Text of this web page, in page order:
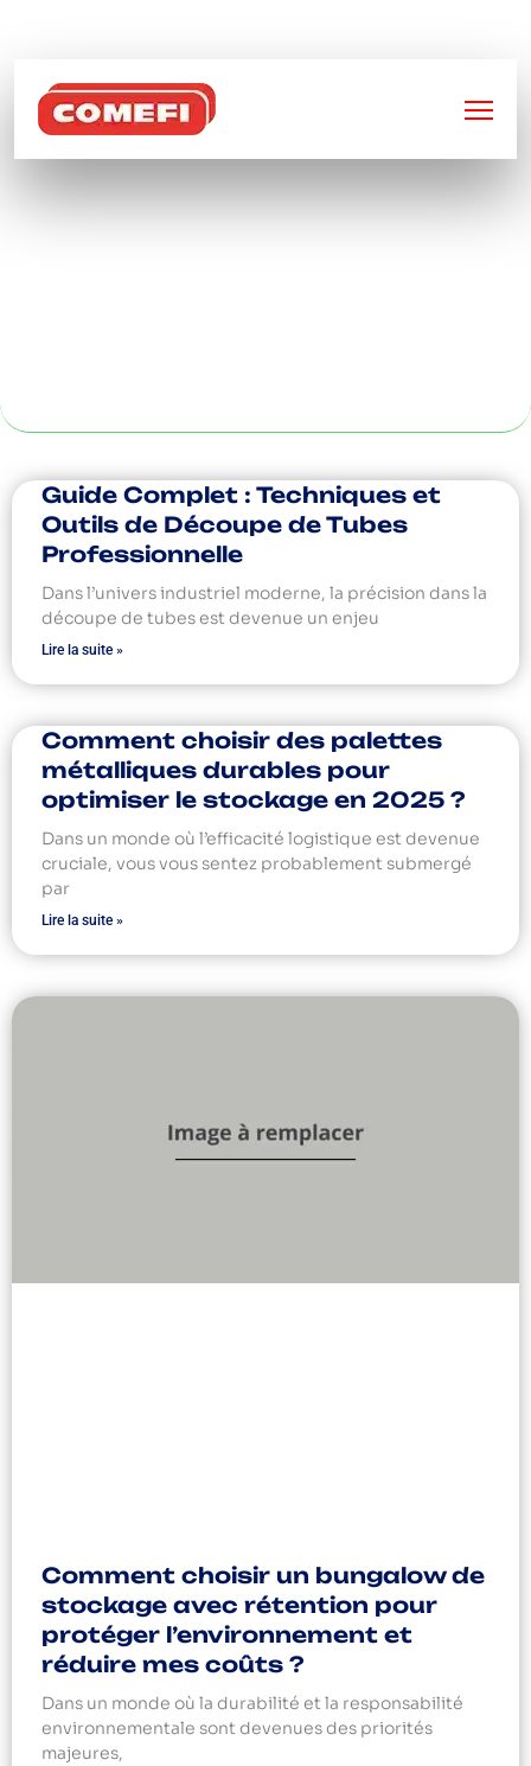
USINAGE DE
Guide Complet : Techniques et
Outils de Découpe de Tubes
Professionnelle
Dans l’univers industriel moderne, la précision dans la
découpe de tubes est devenue un enjeu
Lire la suite »
Comment choisir des palettes
métalliques durables pour
optimiser le stockage en 2025 ?
Dans un monde où l’efficacité logistique est devenue
cruciale, vous vous sentez probablement submergé
par
Lire la suite »
Comment choisir un bungalow de
stockage avec rétention pour
protéger l’environnement et
réduire mes coûts ?
Dans un monde où la durabilité et la responsabilité
environnementale sont devenues des priorités
majeures,